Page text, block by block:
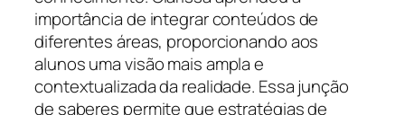
importância de integrar conteúdos de
diferentes áreas, proporcionando aos
alunos uma visão mais ampla e
contextualizada da realidade. Essa junção
de saberes permite que estratégias de